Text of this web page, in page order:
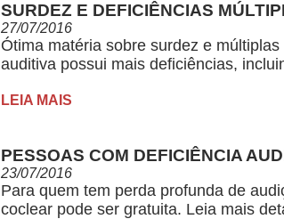
SURDEZ E DEFICIÊNCIAS
27/07/2016
Ótima matéria sobre surdez e
auditiva possui mais deficiências,
LEIA MAIS
PESSOAS COM DEFICIÊNCIA
23/07/2016
Para quem tem perda profunda de
coclear pode ser gratuita. Leia mais